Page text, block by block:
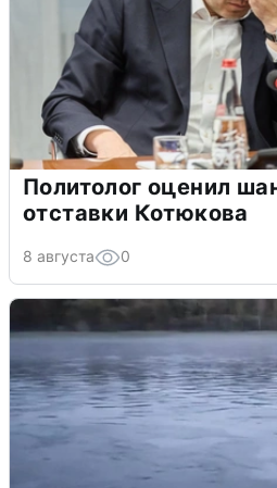
Политолог оценил
отставки Котюкова
8 августа 0